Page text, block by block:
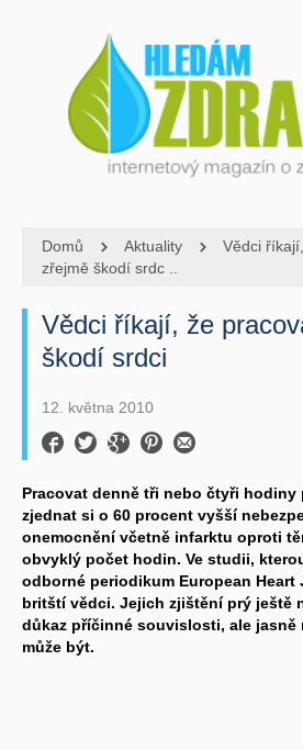
Domů Aktuality
Vědci
zřejmě škodí srdc ..
Vědci říkají, že
škodí srdci
12. května 2010
Pracovat denně tři nebo čtyři hodiny
zjednat si o 60 procent vyšší
onemocnění včetně infarktu oproti
obvyklý počet hodin. Ve studii,
odborné periodikum European
britští vědci. Jejich zjištění prý ještě
důkaz příčinné souvislosti, ale jasně
může být.